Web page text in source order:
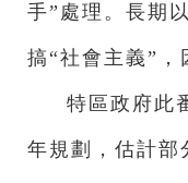
手”處理。長期
搞“社會主義”，
特區政府此
年規劃，估計部